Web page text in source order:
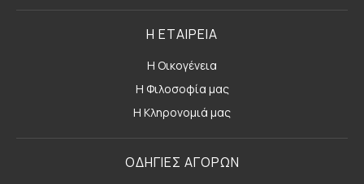
Η ΕΤΑΙΡΕΙΑ
Η Οικογένεια
Η Φιλοσοφία μας
Η Κληρονομιά μας
ΟΔΗΓΙΕΣ ΑΓΟΡΩΝ